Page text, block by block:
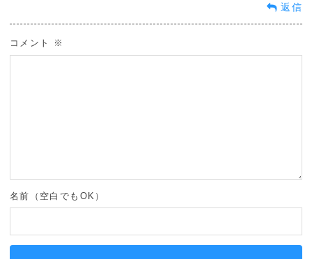
返信
コメント ※
名前（空白でもOK）